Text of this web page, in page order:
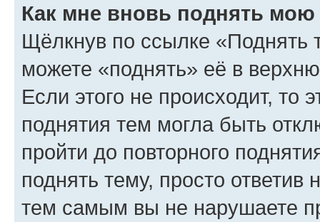
Как мне вновь поднять мою
Щёлкнув по ссылке «Поднять
можете «поднять» её в
Если этого не происходит, то
поднятия тем могла быть
пройти до повторного
поднять тему, просто ответив
тем самым вы не нарушаете